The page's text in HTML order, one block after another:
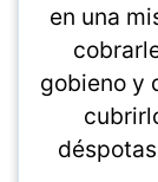
en una
gobieno y